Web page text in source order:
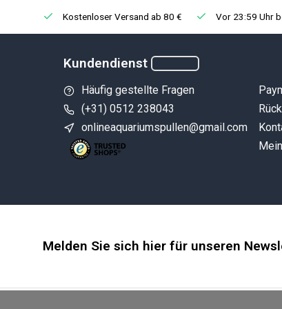
Kostenloser Versand ab 80 € Vor 23:59 Uhr
Kundendienst
Häufig gestellte Fragen
(+31) 0512 238043
onlineaquariumspullen@gmail.com
Melden Sie sich hier für unseren